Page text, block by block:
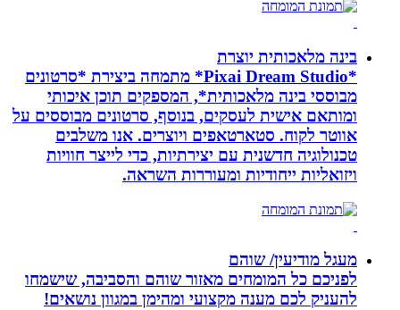
בינה מלאכותית יוצרת
*Pixai Dream Studio* מתמחה ביצירת *סרטונים
מבוססי בינה מלאכותית*, המספקים תוכן איכותי
ומותאם אישית לעסקים, בנוסף, סרטונים מבוססים על
אווטר לקוח. סטארטאפים ויוצרים. אנו משלבים
טכנולוגיה חדשנית עם יצירתיות, כדי לייצר חוויות
ויזואליות ייחודיות ומעוררות השראה.
מעגל מודיעין/ שוהם
לפניכם כל המומחים מאזור שוהם והסביבה, שישמחו
להעניק לכם מענה מקצועי ומהימן במגוון נושאים!